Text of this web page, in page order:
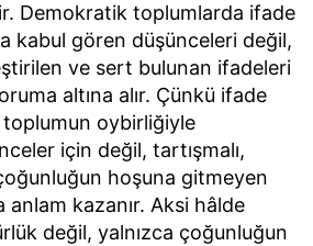
Demokratik toplumlarda ifade
kabul gören düşünceleri değil,
ve sert bulunan ifadeleri
altına alır. Çünkü ifade
oybirliğiyle
için değil, tartışmalı,
hoşuna gitmeyen
anlam kazanır. Aksi hâlde
değil, yalnızca çoğunluğun